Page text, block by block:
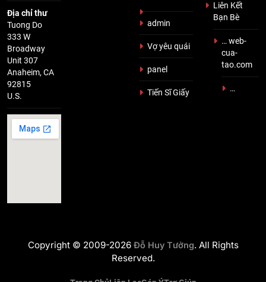
Địa chỉ thư
Tuong Do
333 W
Broadway
Unit 307
Anaheim, CA
92815
U.S.
admin
Vợ yêu quái
panel
Tiến Sĩ Giấy
Liên Kết
Bạn Bè
… web-
cua-
tao.com
…
Copyright © 2009-2026 Đỗ Huy Tưởng. All Rights
Reserved.